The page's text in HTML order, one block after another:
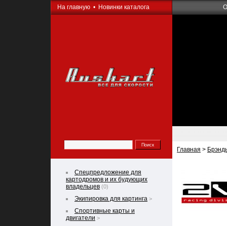
На главную • Новинки каталога
Главная >
Спецпредложение для
картодромов и их будующих
владельцев (0)
Экипировка для картинга >
Спортивные карты и
двигатели >